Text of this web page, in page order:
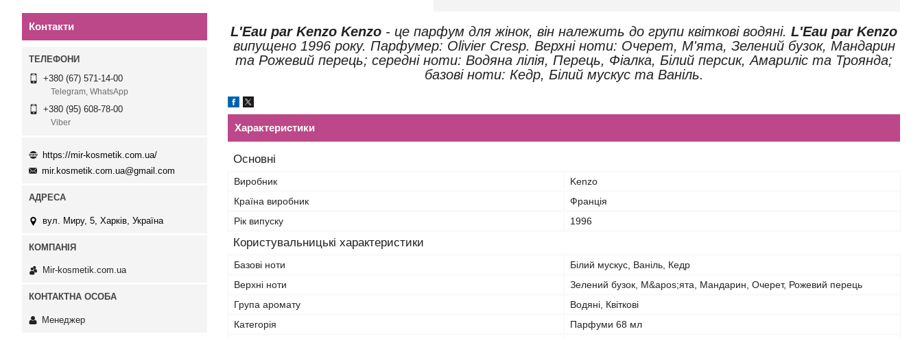
L'Eau par Kenzo Kenzo - це парфум для жінок, він належить до групи квіткові водяні. L'Eau par Kenzo
випущено 1996 року. Парфумер: Olivier Cresp. Верхні ноти: Очерет, М'ята, Зелений бузок, Мандарин
та Рожевий перець; середні ноти: Водяна лілія, Перець, Фіалка, Білий персик, Амариліс та Троянда;
базові ноти: Кедр, Білий мускус та Ваніль.
Характеристики
Основні
Виробник
Kenzo
Країна виробник
Франція
Рік випуску
1996
Користувальницькі характеристики
Базові ноти
Білий мускус, Ваніль, Кедр
Верхні ноти
Зелений бузок, М&apos;ята, Мандарин, Очерет, Рожевий перець
Група аромату
Водяні, Квіткові
Категорія
Парфуми 68 мл
Контакти
+380 (67) 571-14-00
Telegram, WhatsApp
+380 (95) 608-78-00
Viber
https://mir-kosmetik.com.ua/
mir.kosmetik.com.ua@gmail.com
вул. Миру, 5, Харків, Україна
Mir-kosmetik.com.ua
Менеджер